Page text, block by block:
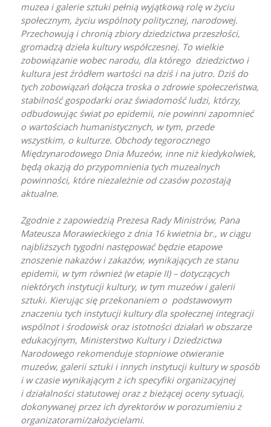
muzea i galerie sztuki pełnią wyjątkową rolę w życiu
społecznym, życiu wspólnoty politycznej, narodowej.
Przechowują i chronią zbiory dziedzictwa przeszłości,
gromadzą dzieła kultury współczesnej. To wielkie
zobowiązanie wobec narodu, dla którego dziedzictwo i
kultura jest źródłem wartości na dziś i na jutro. Dziś do
tych zobowiązań dołącza troska o zdrowie społeczeństwa,
stabilność gospodarki oraz świadomość ludzi, którzy,
odbudowując świat po epidemii, nie powinni zapomnieć
o wartościach humanistycznych, w tym, przede
wszystkim, o kulturze. Obchody tegorocznego
Międzynarodowego Dnia Muzeów, inne niż kiedykolwiek,
będą okazją do przypomnienia tych muzealnych
powinności, które niezależnie od czasów pozostają
aktualne.
Zgodnie z zapowiedzią Prezesa Rady Ministrów, Pana
Mateusza Morawieckiego z dnia 16 kwietnia br., w ciągu
najbliższych tygodni następować będzie etapowe
znoszenie nakazów i zakazów, wynikających ze stanu
epidemii, w tym również (w etapie II) – dotyczących
niektórych instytucji kultury, w tym muzeów i galerii
sztuki. Kierując się przekonaniem o podstawowym
znaczeniu tych instytucji kultury dla społecznej integracji
wspólnot i środowisk oraz istotności działań w obszarze
edukacyjnym, Ministerstwo Kultury i Dziedzictwa
Narodowego rekomenduje stopniowe otwieranie
muzeów, galerii sztuki i innych instytucji kultury w sposób
i w czasie wynikającym z ich specyfiki organizacyjnej
i działalności statutowej oraz z bieżącej oceny sytuacji,
dokonywanej przez ich dyrektorów w porozumieniu z
organizatorami/założycielami.